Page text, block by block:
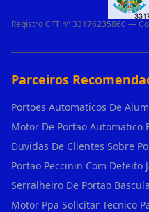
Registro CFT nº 33176235860 —
Parceiros
Portoes Automaticos De
Portao Peccinin Com Defeito
Serralheiro De Portao
Motor Ppa Solicitar Tecnico